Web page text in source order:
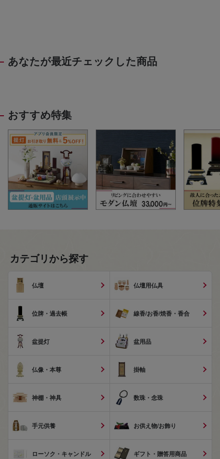
あなたが最近チェックした商品
おすすめ特集
カテゴリから探す
仏壇 仏壇用仏具
位牌・過去帳 線香/お香/焼香・香合
盆提灯 盆用品
仏像・本尊 掛軸
神棚・神具 数珠・念珠
手元供養 お供え物/お飾り
ローソク・キャンドル ギフト・贈答用商品